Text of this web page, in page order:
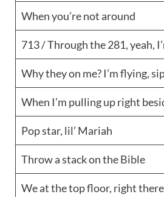
When you’re not around
713 / Through the 281, yeah,
Why they on me? I’m flying,
When I’m pulling up right
Pop star, lil’ Mariah
Throw a stack on the Bible
We at the top floor, right